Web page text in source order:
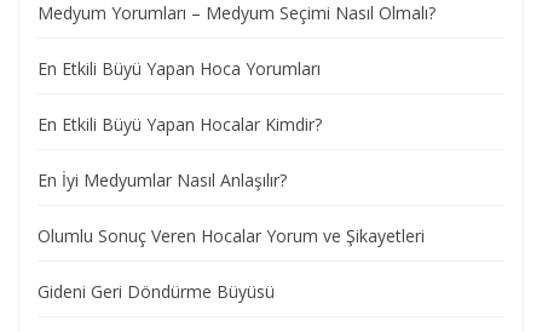
Medyum Yorumları – Medyum Seçimi Nasıl Olmalı?
En Etkili Büyü Yapan Hoca Yorumları
En Etkili Büyü Yapan Hocalar Kimdir?
En İyi Medyumlar Nasıl Anlaşılır?
Olumlu Sonuç Veren Hocalar Yorum ve Şikayetleri
Gideni Geri Döndürme Büyüsü